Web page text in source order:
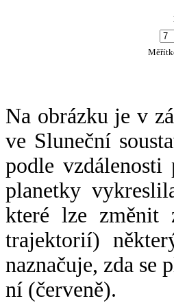
Na obrázku je v
ve Sluneční
podle
planetky
které lze změnit
trajektorií)
naznačuje, zda se
ní (červeně).